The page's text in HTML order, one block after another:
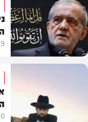
תוכן שיווקי
בעולם